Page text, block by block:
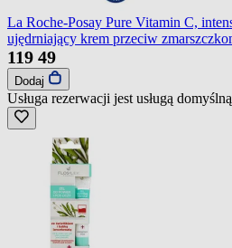
La Roche-Posay Pure Vitamin C,
ujędrniający krem przeciw
119 49
Dodaj
Usługa rezerwacji jest usługą domyślną